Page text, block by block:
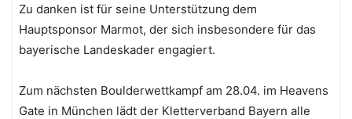
Zu danken ist für seine Unterstützung dem
Hauptsponsor Marmot, der sich insbesondere für das
bayerische Landeskader engagiert.
Zum nächsten Boulderwettkampf am 28.04. im Heavens
Gate in München lädt der Kletterverband Bayern alle